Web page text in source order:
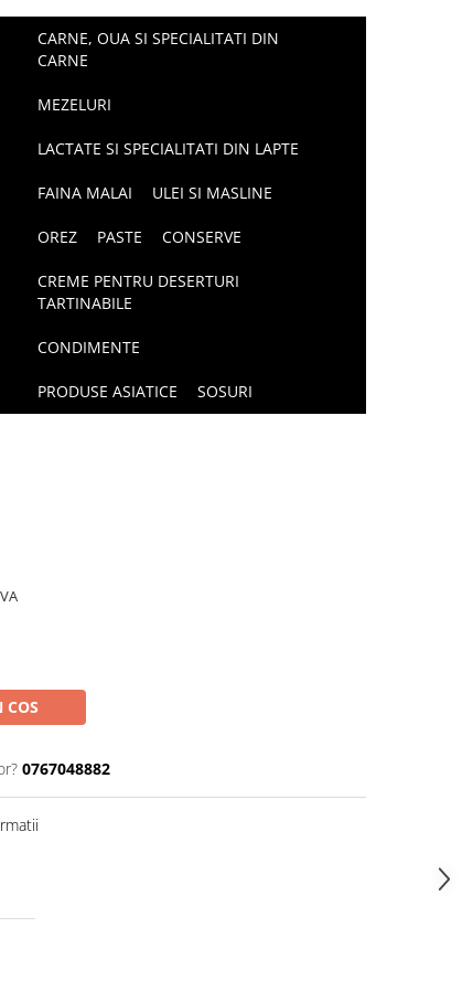
CARNE, OUA SI SPECIALITATI DIN
CARNE
MEZELURI
LACTATE SI SPECIALITATI DIN LAPTE
FAINA MALAI ULEI SI MASLINE
OREZ PASTE CONSERVE
CREME PENTRU DESERTURI
TARTINABILE
CONDIMENTE
PRODUSE ASIATICE SOSURI
0767048882